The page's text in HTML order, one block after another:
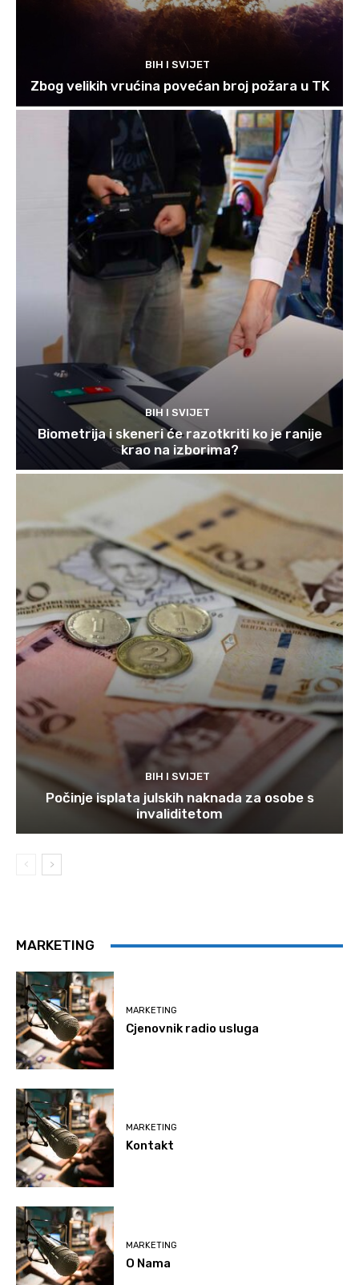
BIH I SVIJET
Zbog velikih vrućina povećan broj požara u TK
BIH I SVIJET
Biometrija i skeneri će razotkriti ko je ranije
krao na izborima?
BIH I SVIJET
Počinje isplata julskih naknada za osobe s
invaliditetom
MARKETING
MARKETING
Cjenovnik radio usluga
MARKETING
Kontakt
MARKETING
O Nama